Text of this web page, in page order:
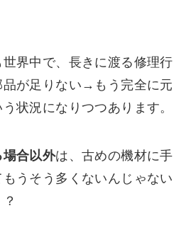
界中で、長きに渡る修理行
品が足りない→もう完全に元
状況になりつつあります。
合以外は、古めの機材に手
うそう多くないんじゃない